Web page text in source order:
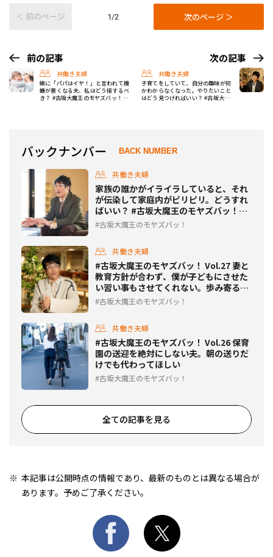
＜ 前のページ 1/2 次のページ ＞
前の記事
共働き夫婦
娘に「パパはイヤ！」と言われて機
嫌が悪くなる夫、私はどう接するべ
き？ #古坂大魔王のモヤズバッ！
次の記事
共働き夫婦
子育てをしていて、自分の趣味が何
かわからなくなった。やりたいこと
はどう見つければいい？ #古坂大魔
バックナンバー BACK NUMBER
共働き夫婦
家族の誰かがイライラしていると、それ
が伝染して家庭内がピリピリ。どうすれ
ばいい？ #古坂大魔王のモヤズバッ！
Vol.28
古坂大魔王のモヤズバッ！
共働き夫婦
#古坂大魔王のモヤズバッ！ Vol.27 妻と
教育方針が合わず、僕が子どもにさせた
い習い事もさせてくれない。歩み寄る方
法は？
古坂大魔王のモヤズバッ！
共働き夫婦
#古坂大魔王のモヤズバッ！ Vol.26 保育
園の送迎を絶対にしない夫。朝の送りだ
けでも代わってほしい
古坂大魔王のモヤズバッ！
全ての記事を見る
本記事は公開時点の情報であり、最新のものとは異なる場合が
あります。予めご了承ください。